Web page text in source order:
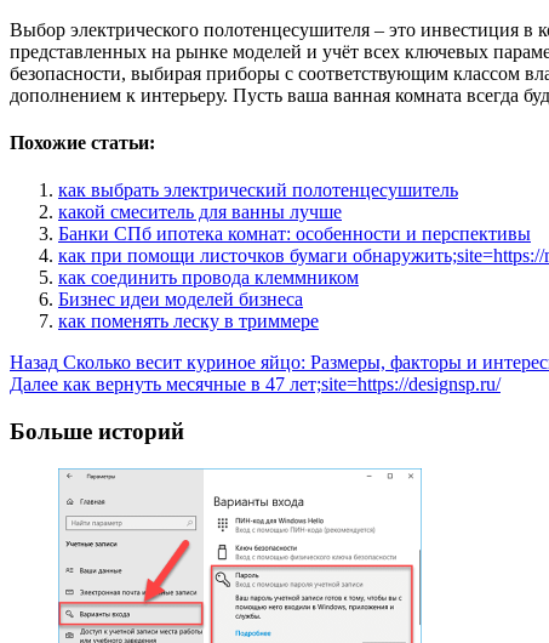
Выбор электрического полотенцесушителя – это инвестиция
представленных на рынке моделей и учёт всех ключевых
безопасности, выбирая приборы с соответствующим классом
дополнением к интерьеру. Пусть ваша ванная комната всегда
Похожие статьи:
как выбрать электрический полотенцесушитель
какой смеситель для ванны лучше
Банки СПб ипотека комнат: особенности и перспективы
как при помощи листочков бумаги обнаружить;site=https://
как соединить провода клеммником
Бизнес идеи моделей бизнеса
как поменять леску в триммере
Post
Navigation
Назад Сколько весит куриное яйцо: Размеры, факторы и
Далее как вернуть месячные в 47 лет;site=https://designsp.ru/
Больше историй